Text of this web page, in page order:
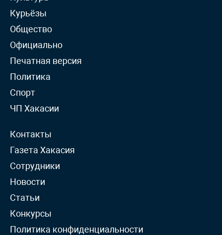
Курьёзы
Общество
Официально
Печатная версия
Политика
Спорт
ЧП Хакасии
Контакты
Газета Хакасия
Сотрудники
Новости
Статьи
Конкурсы
Политика конфиденциальности